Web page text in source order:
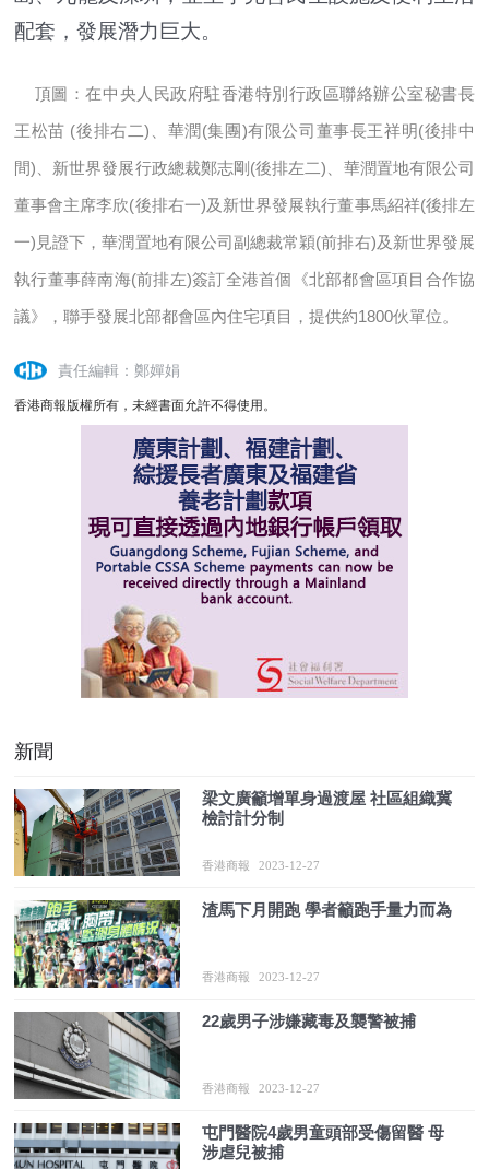
配套，發展潛力巨大。
頂圖：在中央人民政府駐香港特別行政區聯絡辦公室秘書長
王松苗 (後排右二)、華潤(集團)有限公司董事長王祥明(後排中
間)、新世界發展行政總裁鄭志剛(後排左二)、華潤置地有限公司
董事會主席李欣(後排右一)及新世界發展執行董事馬紹祥(後排左
一)見證下，華潤置地有限公司副總裁常穎(前排右)及新世界發展
執行董事薛南海(前排左)簽訂全港首個《北部都會區項目合作協
議》，聯手發展北部都會區內住宅項目，提供約1800伙單位。
責任編輯：鄭嬋娟
香港商報版權所有，未經書面允許不得使用。
新聞
梁文廣籲增單身過渡屋 社區組織冀
檢討計分制
香港商報 2023-12-27
渣馬下月開跑 學者籲跑手量力而為
香港商報 2023-12-27
22歲男子涉嫌藏毒及襲警被捕
香港商報 2023-12-27
屯門醫院4歲男童頭部受傷留醫 母
涉虐兒被捕